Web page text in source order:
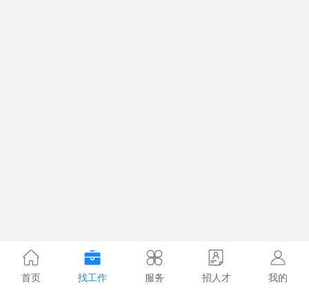
首页 找工作 服务 招人才 我的